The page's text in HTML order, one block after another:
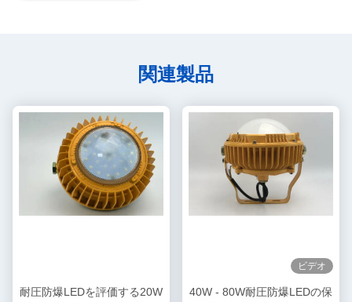
関連製品
耐圧防爆LEDを評価する20W
ビデオ
40W - 80W耐圧防爆LEDの保